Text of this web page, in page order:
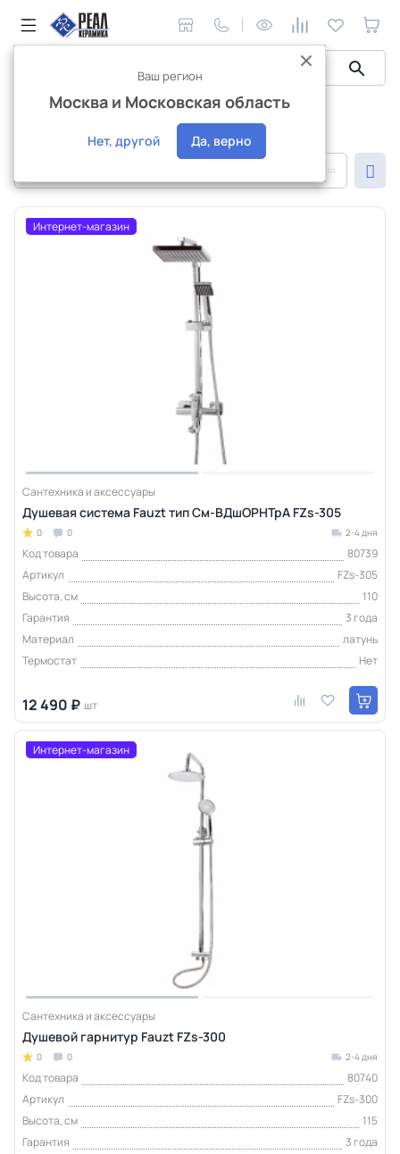
Сантехника и аксессуары Сантехника Fauzt
Сантехника Fauzt
Интернет-магазин
Сантехника и аксессуары
Душевая система Fauzt тип См-ВДшОРНТрА FZs-305
0 0 2-4 дня
Код товара
80739
Артикул
FZs-305
Высота, см
110
Гарантия
3 года
Материал
латунь
Термостат
Нет
12 490 ₽ шт
Интернет-магазин
Сантехника и аксессуары
Душевой гарнитур Fauzt FZs-300
0 0 2-4 дня
Код товара
80740
Артикул
FZs-300
Высота, см
115
Гарантия
3 года
Ваш регион
Москва и Московская область
Нет, другой Да, верно